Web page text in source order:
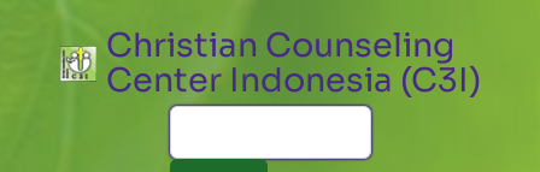
Christian Counseling
Center Indonesia (C3I)
Search